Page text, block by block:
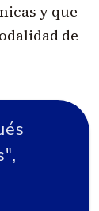
y que
de